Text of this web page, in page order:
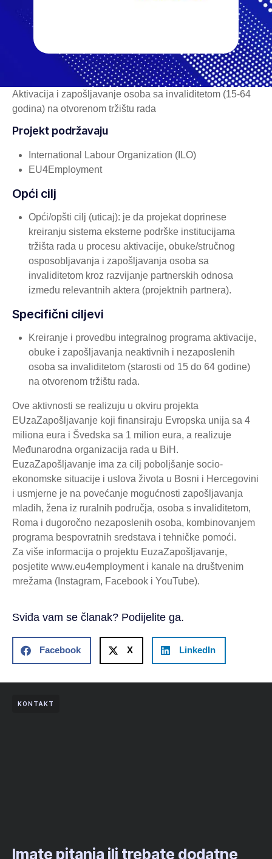
Aktivacija i zapošljavanje osoba sa invaliditetom (15-64
godina) na otvorenom tržištu rada
Projekt podržavaju
International Labour Organization (ILO)
EU4Employment
Opći cilj
Opći/opšti cilj (uticaj): je da projekat doprinese
kreiranju sistema eksterne podrške institucijama
tržišta rada u procesu aktivacije, obuke/stručnog
osposobljavanja i zapošljavanja osoba sa
invaliditetom kroz razvijanje partnerskih odnosa
između relevantnih aktera (projektnih partnera).
Specifični ciljevi
Kreiranje i provedbu integralnog programa aktivacije,
obuke i zapošljavanja neaktivnih i nezaposlenih
osoba sa invaliditetom (starosti od 15 do 64 godine)
na otvorenom tržištu rada.
Ove aktivnosti se realizuju u okviru projekta
EUzaZapošljavanje koji finansiraju Evropska unija sa 4
miliona eura i Švedska sa 1 milion eura, a realizuje
Međunarodna organizacija rada u BiH.
EuzaZapošljavanje ima za cilj poboljšanje socio-
ekonomske situacije i uslova života u Bosni i Hercegovini
i usmjerne je na povećanje mogućnosti zapošljavanja
mladih, žena iz ruralnih područja, osoba s invaliditetom,
Roma i dugoročno nezaposlenih osoba, kombinovanjem
programa bespovratnih sredstava i tehničke pomoći.
Za više informacija o projektu EuzaZapošljavanje,
posjetite www.eu4employment i kanale na društvenim
mrežama (Instagram, Facebook i YouTube).
Sviđa vam se članak? Podijelite ga.
Facebook X LinkedIn
KONTAKT
Imate pitanja ili trebate dodatne